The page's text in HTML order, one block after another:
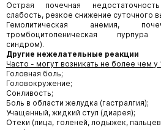
Острая почечная
слабость, резкое снижение суточного
Гемолитическая анемия,
тромбоцитопеническая пурпура
синдром).
Другие нежелательные реакции
Часто - могут возникать не более чем у
Головная боль;
Головокружение;
Сонливость;
Боль в области желудка (гастралгия);
Учащенный, жидкий стул (диарея);
Отеки (лица, голеней, лодыжек,